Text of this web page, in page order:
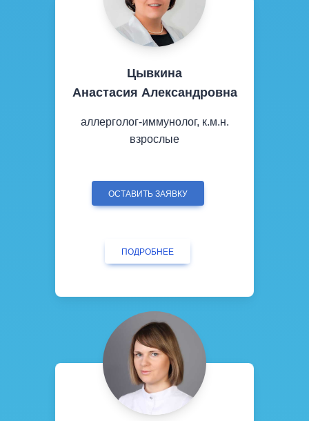
Цывкина
Анастасия Александровна
аллерголог-иммунолог, к.м.н.
взрослые
ОСТАВИТЬ ЗАЯВКУ
ПОДРОБНЕЕ